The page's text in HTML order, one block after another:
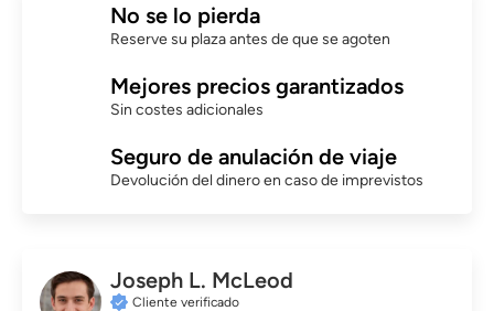
No se lo pierda
Reserve su plaza antes de que se agoten
Mejores precios garantizados
Sin costes adicionales
Seguro de anulación de viaje
Devolución del dinero en caso de imprevistos
Joseph L. McLeod
Cliente verificado